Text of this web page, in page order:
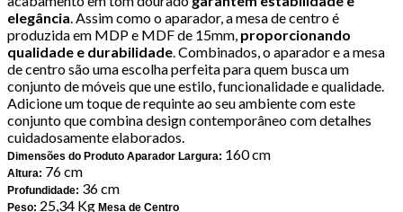
elegância. Assim como o aparador, a mesa de centro é
produzida em MDP e MDF de 15mm, proporcionando
qualidade e durabilidade. Combinados, o aparador e a mesa
de centro são uma escolha perfeita para quem busca um
conjunto de móveis que une estilo, funcionalidade e qualidade.
Adicione um toque de requinte ao seu ambiente com este
conjunto que combina design contemporâneo com detalhes
cuidadosamente elaborados.
Dimensões do Produto Aparador Largura: 160 cm
Altura: 76 cm
Profundidade: 36 cm
Peso: 25,34 Kg Mesa de Centro